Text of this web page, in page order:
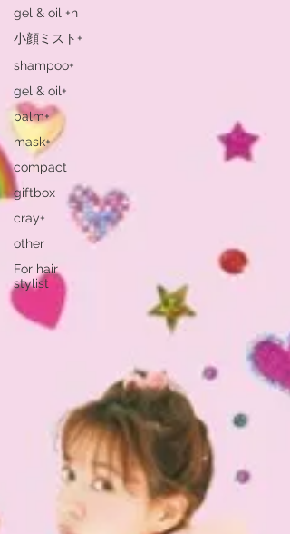
gel & oil +n
小顔ミスト+
shampoo+
gel & oil+
balm+
mask+
compact
giftbox
cray+
other
For hair
stylist